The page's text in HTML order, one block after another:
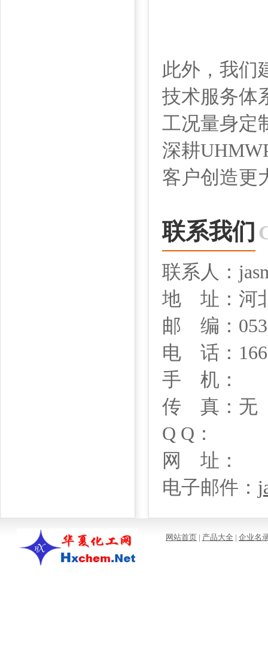
此外，我们
技术服务体
工况量身定
深耕
客户创造更
联系我们
联系人：
地 址：河
邮 编：
电 话：
手 机：
传 真：无
Q Q：
网 址：
电子邮件：
网站首页 | 产品大全 | 企业名